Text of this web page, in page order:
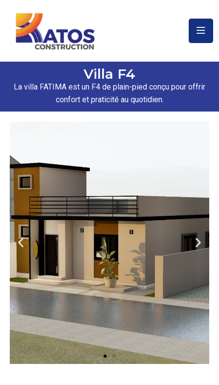
Villa F4
La villa FATIMA est un F4 de plain-pied conçu pour offrir
confort et praticité au quotidien.